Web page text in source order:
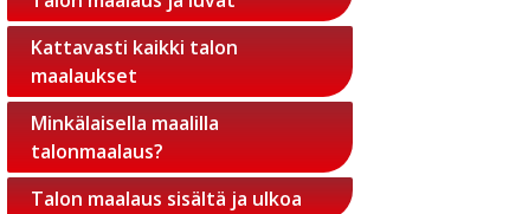
Kattavasti kaikki talon
maalaukset
Minkälaisella maalilla
talonmaalaus?
Talon maalaus sisältä ja ulkoa